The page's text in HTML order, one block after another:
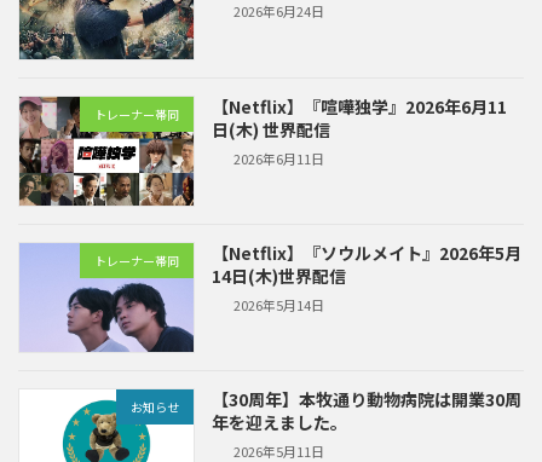
2026年6月24日
トレーナー帯同
【Netflix】『喧嘩独学』2026年6月11
日(木) 世界配信
2026年6月11日
トレーナー帯同
【Netflix】『ソウルメイト』2026年5月
14日(木)世界配信
2026年5月14日
お知らせ
【30周年】本牧通り動物病院は開業30周
年を迎えました。
2026年5月11日